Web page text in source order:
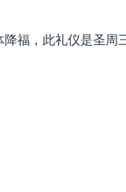
福，此礼仪是圣周